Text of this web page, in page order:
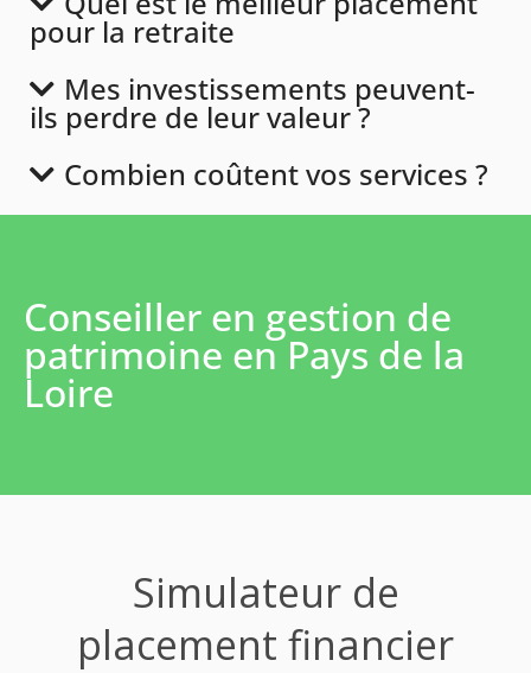
pour la retraite
Mes investissements peuvent-
ils perdre de leur valeur ?
Combien coûtent vos services ?
Conseiller en gestion de
patrimoine en Pays de la
Loire
Simulateur de
placement financier